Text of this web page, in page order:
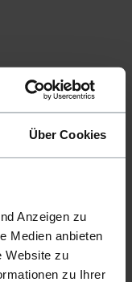
Über Cookies
Anzeigen zu
Medien anbieten
Website zu
zu Ihrer